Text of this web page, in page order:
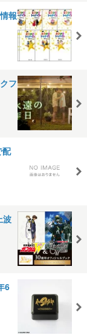
報
フ
配
波
6